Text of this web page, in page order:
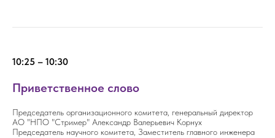
10:25 – 10:30
Приветственное слово
Председатель организационного комитета, генеральный директор
АО "НПО "Стример" Александр Валерьевич Корнух
Председатель научного комитета, Заместитель главного инженера